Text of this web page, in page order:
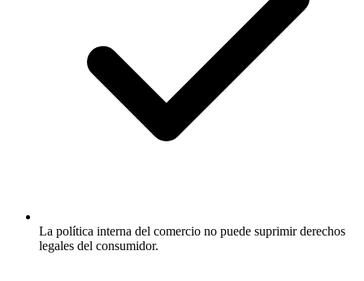
La política interna del comercio no puede suprimir derechos
legales del consumidor.